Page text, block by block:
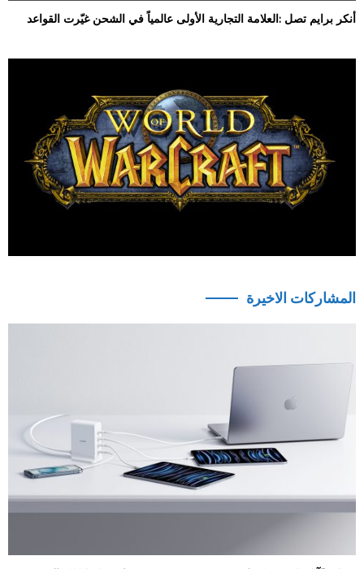
أنكر برايم تصل :العلامة التجارية الأولى عالمياً في الشحن غيّرت القواعد
المشاركات الاخيرة